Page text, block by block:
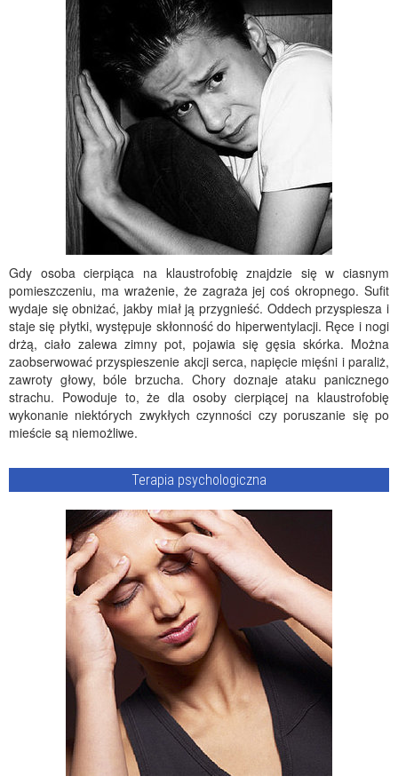
Gdy osoba cierpiąca na klaustrofobię znajdzie się w ciasnym
pomieszczeniu, ma wrażenie, że zagraża jej coś okropnego. Sufit
wydaje się obniżać, jakby miał ją przygnieść. Oddech przyspiesza i
staje się płytki, występuje skłonność do hiperwentylacji. Ręce i nogi
drżą, ciało zalewa zimny pot, pojawia się gęsia skórka. Można
zaobserwować przyspieszenie akcji serca, napięcie mięśni i paraliż,
zawroty głowy, bóle brzucha. Chory doznaje ataku panicznego
strachu. Powoduje to, że dla osoby cierpiącej na klaustrofobię
wykonanie niektórych zwykłych czynności czy poruszanie się po
mieście są niemożliwe.
Terapia psychologiczna